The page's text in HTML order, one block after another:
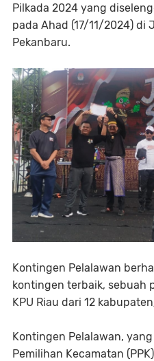
Pilkada 2024 yang
pada Ahad (17/11/2024) di
Pekanbaru.
Kontingen Pelalawan
kontingen terbaik, sebuah
KPU Riau dari 12
Kontingen Pelalawan,
Pemilihan Kecamatan